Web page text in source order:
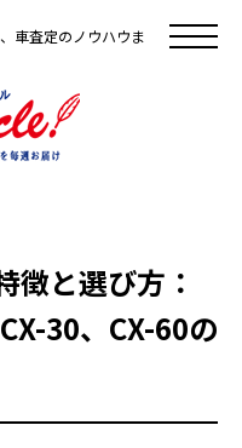
車査定のノウハウま
徴と選び方：
30、CX-60の